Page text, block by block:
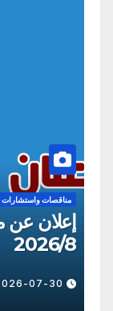
مناقصات
إعلان
2026/8
07-30